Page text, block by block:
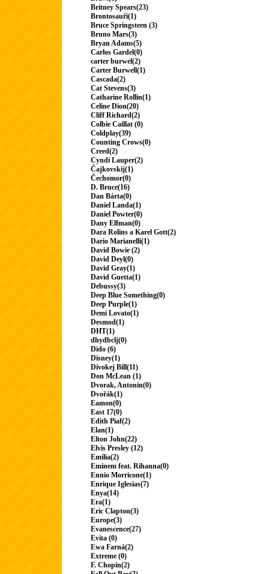
Britney Spears(23)
Brontosauři(1)
Bruce Springsteen (3)
Bruno Mars(3)
Bryan Adams(5)
Carlos Gardel(0)
carter burwel(2)
Carter Burwell(1)
Cascada(2)
Cat Stevens(3)
Catharine Rollin(1)
Celine Dion(20)
Cliff Richard(2)
Colbie Caillat (0)
Coldplay(39)
Counting Crows(0)
Creed(2)
Cyndi Lauper(2)
Čajkovskij(1)
Čechomor(0)
D. Bruce(16)
Dan Bárta(0)
Daniel Landa(1)
Daniel Powter(0)
Dany Elfman(0)
Dara Rolins a Karel Gott(2)
Dario Marianelli(1)
David Bowie (2)
David Deyl(0)
David Gray(1)
David Guetta(1)
Debussy(3)
Deep Blue Something(0)
Deep Purple(1)
Demi Lovato(1)
Desmod(1)
DHT(1)
dhydbclj(0)
Dido (6)
Disney(1)
Divokej Bill(11)
Don McLean (1)
Dvorak, Antonin(0)
Dvořák(1)
Eamon(0)
East 17(0)
Edith Piaf(2)
Elan(1)
Elton John(22)
Elvis Presley (12)
Emilia(2)
Eminem feat. Rihanna(0)
Ennio Morricone(1)
Enrique Iglesias(7)
Enya(14)
Era(1)
Eric Clapton(3)
Europe(3)
Evanescence(27)
Evita (0)
Ewa Farná(2)
Extreme (0)
F. Chopin(2)